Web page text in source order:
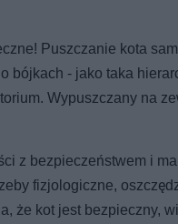
Puszczanie kota
bójkach - jako taka
Wypuszczany na
z bezpieczeństwem i
fizjologiczne,
że kot jest bezpieczny,